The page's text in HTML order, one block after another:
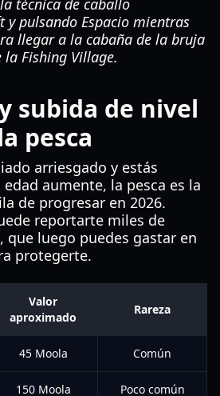
técnica de caballo
y pulsando Espacio mientras
llegar a la cabaña de la bruja
Fishing Village.
subida de nivel
pesca
arriesgado y estás
aumente, la pesca es la
de progresar en 2026.
reportarte miles de
luego puedes gastar en
protegerte.
Valor
aproximado
Rareza
45 Moola Común
150 Moola Poco común